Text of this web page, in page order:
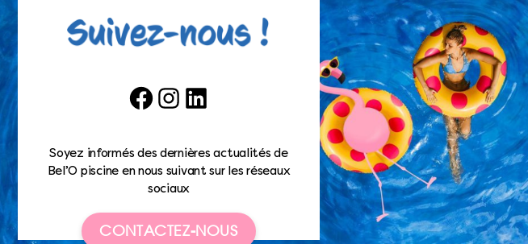
FacebookInstagramLinkedIn
Soyez informés des dernières actualités de
Bel’O piscine en nous suivant sur les réseaux
sociaux
CONTACTEZ-NOUS